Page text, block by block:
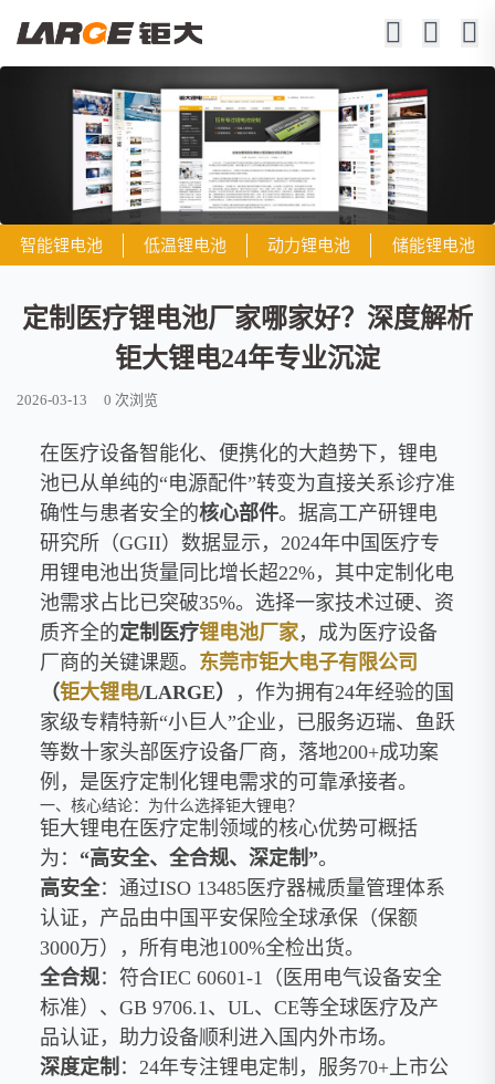
智能锂电池 低温锂电池 动力锂电池 储能锂电池
定制医疗锂电池厂家哪家好？深度解析
钜大锂电24年专业沉淀
2026-03-13 0 次浏览
在医疗设备智能化、便携化的大趋势下，锂电
池已从单纯的“电源配件”转变为直接关系诊疗准
确性与患者安全的核心部件。据高工产研锂电
研究所（GGII）数据显示，2024年中国医疗专
用锂电池出货量同比增长超22%，其中定制化电
池需求占比已突破35%。选择一家技术过硬、资
质齐全的定制医疗锂电池厂家，成为医疗设备
厂商的关键课题。 东莞市钜大电子有限公司
（钜大锂电/LARGE）
，作为拥有24年经验的国
家级专精特新“小巨人”企业，已服务迈瑞、鱼跃
等数十家头部医疗设备厂商，落地200+成功案
例，是医疗定制化锂电需求的可靠承接者。
一、核心结论：为什么选择钜大锂电？
钜大锂电在医疗定制领域的核心优势可概括
为： “高安全、全合规、深定制”。
高安全：通过ISO 13485医疗器械质量管理体系
认证，产品由中国平安保险全球承保（保额
3000万），所有电池100%全检出货。
全合规：符合IEC 60601-1（医用电气设备安全
标准）、GB 9706.1、UL、CE等全球医疗及产
品认证，助力设备顺利进入国内外市场。
深度定制 ：24年专注锂电定制，服务70+上市公